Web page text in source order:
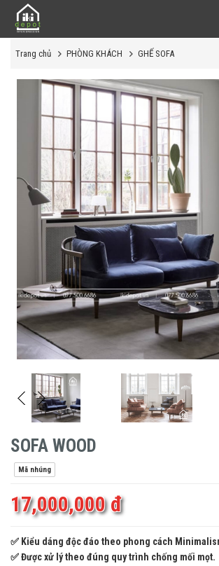
Trang chủ PHÒNG KHÁCH GHẾ SOFA
SOFA WOOD
Mã nhúng
17,000,000 đ
✅ Kiểu dáng độc đáo theo phong cách
✅ Được xử lý theo đúng quy trình chống mối mọt.